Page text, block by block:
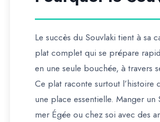
Le succès du Souvlaki tient à sa
plat complet qui se prépare
en une seule bouchée, à travers
Ce plat raconte surtout l’histoire
une place essentielle. Manger
mer Égée ou chez soi avec des